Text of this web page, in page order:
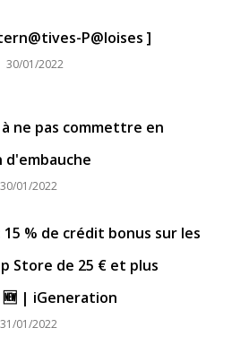
P@loises ]
30/01/2022
ne pas commettre en
01/2022
15 % de crédit bonus sur les
Store de 25 € et plus
| iGeneration
01/2022